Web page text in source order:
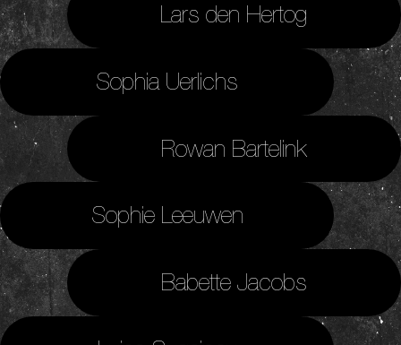
Lars den Hertog
Sophia Uerlichs
Rowan Bartelink
Sophie Leeuwen
Babette Jacobs